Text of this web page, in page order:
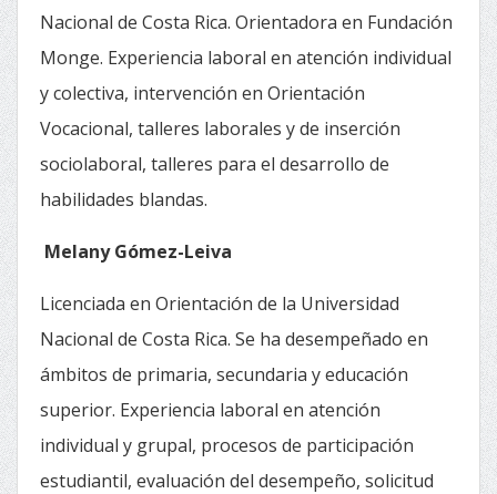
Nacional de Costa Rica. Orientadora en Fundación
Monge. Experiencia laboral en atención individual
y colectiva, intervención en Orientación
Vocacional, talleres laborales y de inserción
sociolaboral, talleres para el desarrollo de
habilidades blandas.
Melany Gómez-Leiva
Licenciada en Orientación de la Universidad
Nacional de Costa Rica. Se ha desempeñado en
ámbitos de primaria, secundaria y educación
superior. Experiencia laboral en atención
individual y grupal, procesos de participación
estudiantil, evaluación del desempeño, solicitud